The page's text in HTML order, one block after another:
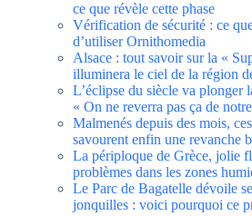
ce que révèle cette phase
Vérification de sécurité : ce
d’utiliser Ornithomedia
Alsace : tout savoir sur la «
illuminera le ciel de la région
L’éclipse du siècle va plonger
« On ne reverra pas ça de
Malmenés depuis des mois,
savourent enfin une revanche
La périploque de Grèce, jolie
problèmes dans les zones
Le Parc de Bagatelle dévoile
jonquilles : voici pourquoi ce